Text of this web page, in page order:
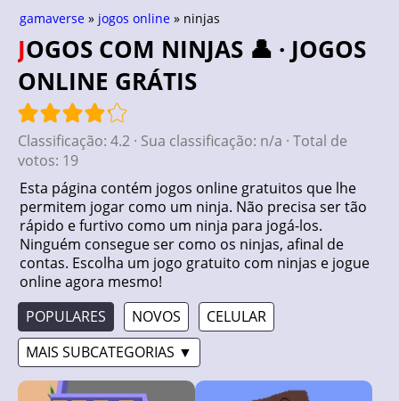
gamaverse » jogos online » ninjas
JOGOS COM NINJAS 👤 · JOGOS
ONLINE GRÁTIS
Classificação: 4.2 · Sua classificação: n/a · Total de
votos: 19
Esta página contém jogos online gratuitos que lhe
permitem jogar como um ninja. Não precisa ser tão
rápido e furtivo como um ninja para jogá-los.
Ninguém consegue ser como os ninjas, afinal de
contas. Escolha um jogo gratuito com ninjas e jogue
online agora mesmo!
POPULARES
NOVOS
CELULAR
MAIS SUBCATEGORIAS ▼